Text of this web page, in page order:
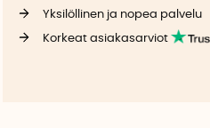
Yksilöllinen ja nopea palvelu
Korkeat asiakasarviot